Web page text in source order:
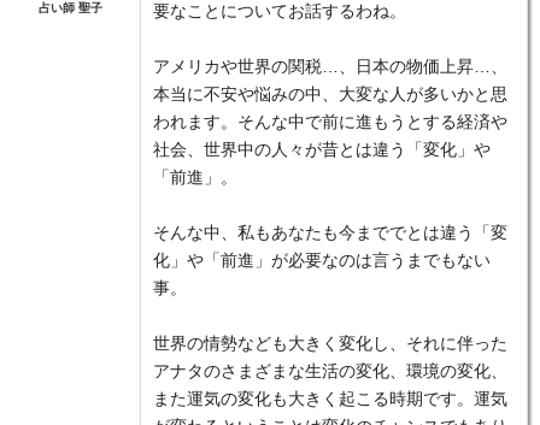
占い師 聖子
要なことについてお話するわね。
アメリカや世界の関税…、日本の物価上昇…、
本当に不安や悩みの中、大変な人が多いかと思
われます。そんな中で前に進もうとする経済や
社会、世界中の人々が昔とは違う「変化」や
「前進」。
そんな中、私もあなたも今まででとは違う「変
化」や「前進」が必要なのは言うまでもない
事。
世界の情勢なども大きく変化し、それに伴った
アナタのさまざまな生活の変化、環境の変化、
また運気の変化も大きく起こる時期です。運気